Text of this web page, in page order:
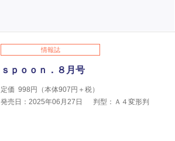
情報誌
ｓｐｏｏｎ．８月号
定価 998円（本体907円＋税）
発売日：2025年06月27日
判型：Ａ４変形判